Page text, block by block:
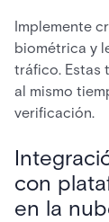
Implemente
biométrica y
tráfico. Estas
al mismo
verificación.
con
en la